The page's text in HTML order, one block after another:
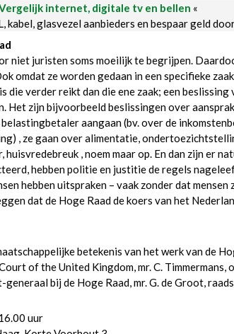
internet, digitale tv en bellen «
kabel, glasvezel aanbieders en bespaar geld
niet juristen soms moeilijk te begrijpen.
omdat ze worden gedaan in een specifieke
die verder reikt dan die ene zaak; een
Het zijn bijvoorbeeld beslissingen over
aangaan (bv. over de
, ze gaan over alimentatie,
, noem maar op. En dan zijn er
hebben politie en justitie de regels
hebben uitspraken – vaak zonder dat
dat de Hoge Raad de koers van het
betekenis van het werk van de
of the United Kingdom, mr. C.
generaal bij de Hoge Raad, mr. G. de Groot,
uur